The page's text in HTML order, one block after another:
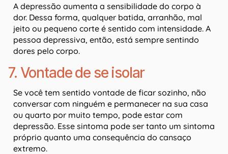
A depressão aumenta a sensibilidade do corpo à
dor. Dessa forma, qualquer batida, arranhão, mal
jeito ou pequeno corte é sentido com intensidade. A
pessoa depressiva, então, está sempre sentindo
dores pelo corpo.
7. Vontade de se isolar
Se você tem sentido vontade de ficar sozinho, não
conversar com ninguém e permanecer na sua casa
ou quarto por muito tempo, pode estar com
depressão. Esse sintoma pode ser tanto um sintoma
próprio quanto uma consequência do cansaço
extremo.